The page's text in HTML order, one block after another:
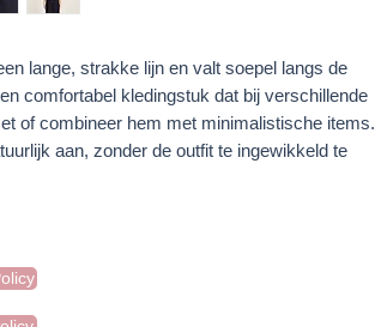
lange, strakke lijn en valt soepel langs de
comfortabel kledingstuk dat bij verschillende
of combineer hem met minimalistische items.
aan, zonder de outfit te ingewikkeld te